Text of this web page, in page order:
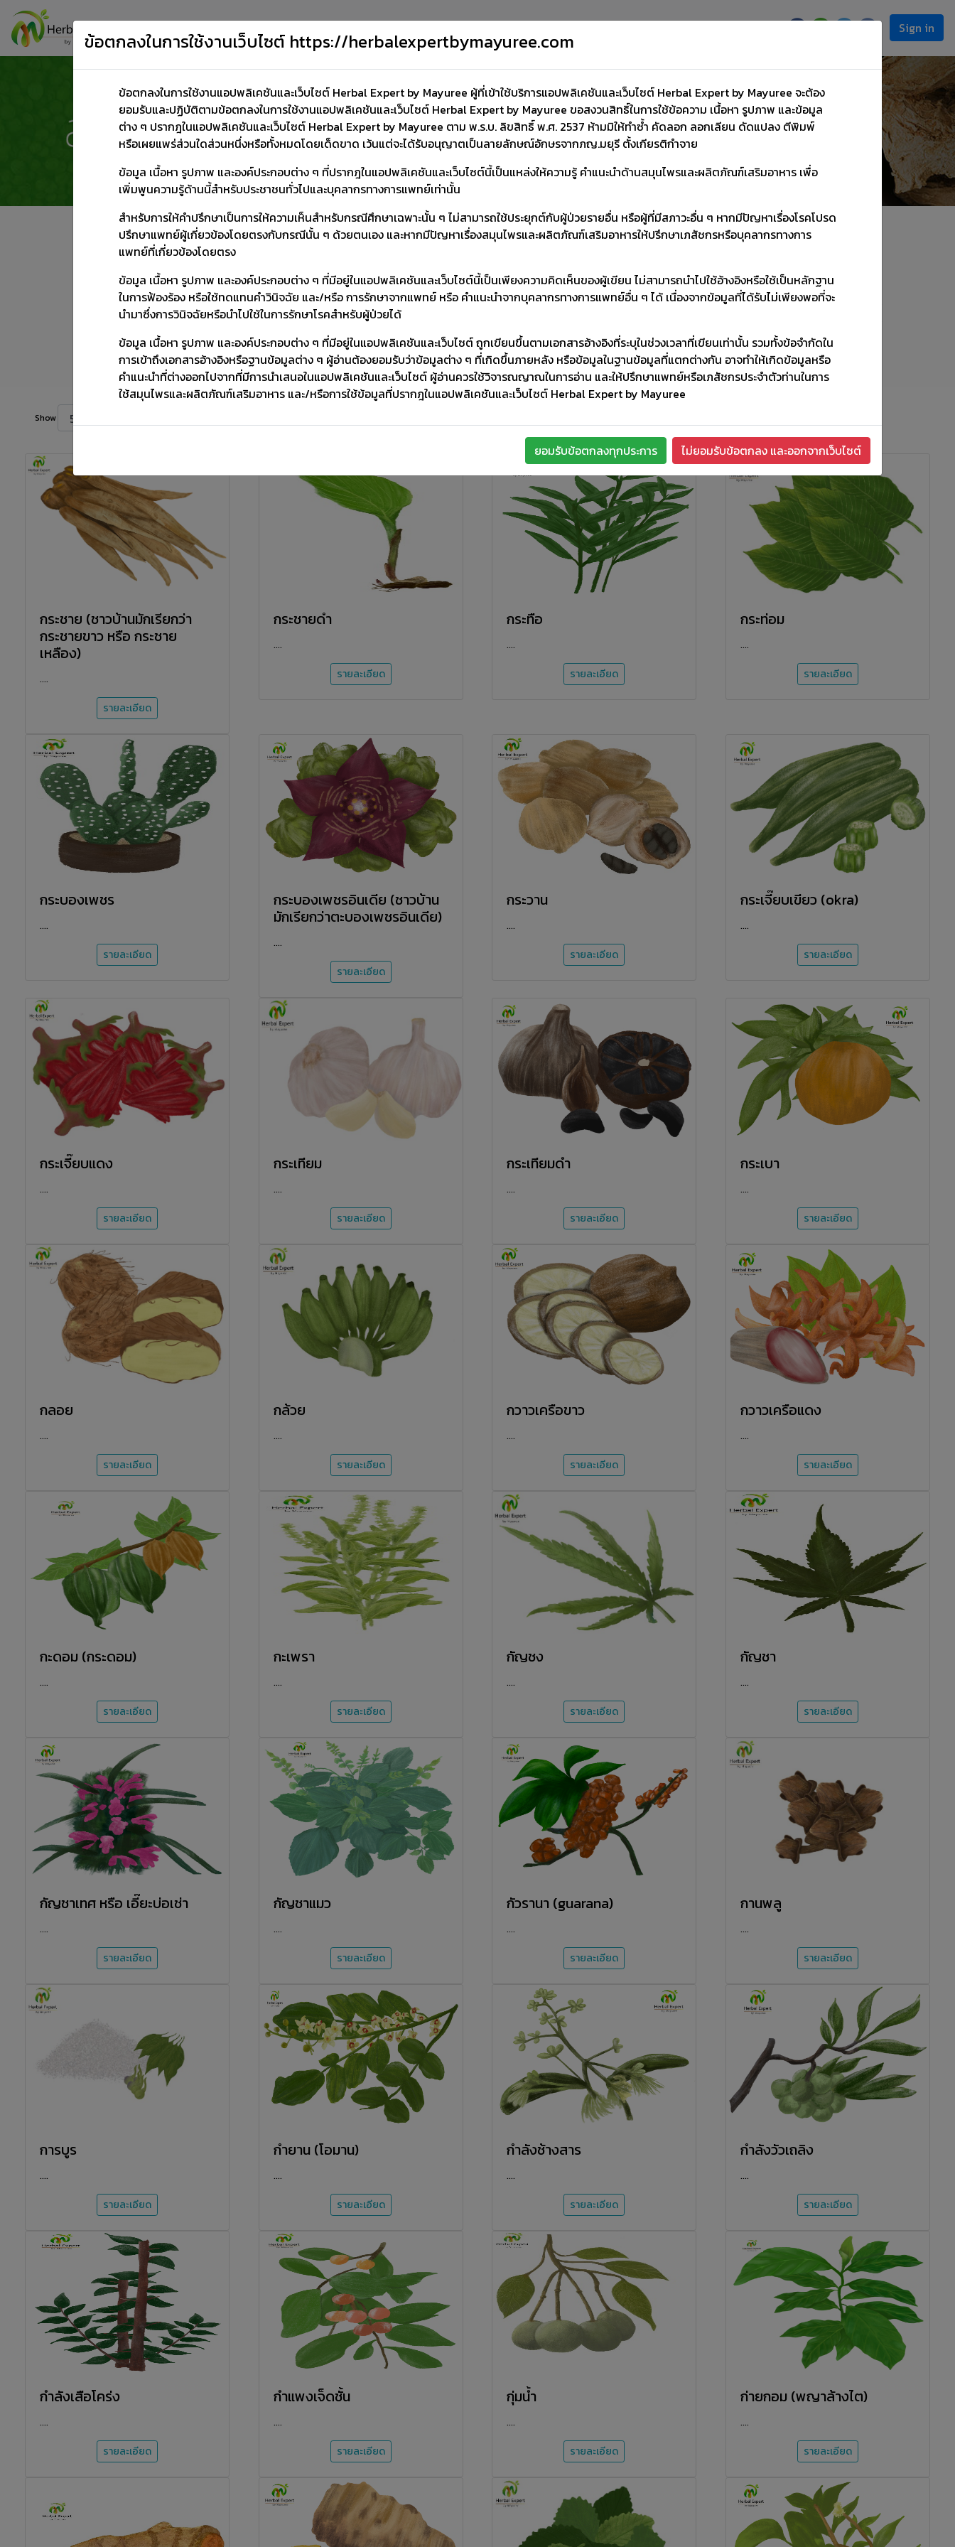
Sign in
ข้อควรระวัง
อันตรกิริยา สตรีมีครรภ์ เด็ก
ข้อบ่งใช้
โรคความดัน โรคเบาหวาน โรคไขมันในเลือดสูง โรคหัวใจ โรคตับ โรคไต
ค้นหา
Show
กระชาย (ชาวบ้านมักเรียกว่า
กระชายขาว หรือ กระชาย
เหลือง)
....
รายละเอียด
กระชายดำ
....
รายละเอียด
กระทือ
....
รายละเอียด
กระท่อม
....
รายละเอียด
กระบองเพชร
....
รายละเอียด
กระบองเพชรอินเดีย (ชาวบ้าน
มักเรียกว่าตะบองเพชรอินเดีย)
....
รายละเอียด
กระวาน
....
รายละเอียด
กระเจี๊ยบเขียว (okra)
....
รายละเอียด
กระเจี๊ยบแดง
....
รายละเอียด
กระเทียม
....
รายละเอียด
กระเทียมดำ
....
รายละเอียด
กระเบา
....
รายละเอียด
กลอย
....
รายละเอียด
กล้วย
....
รายละเอียด
กวาวเครือขาว
....
รายละเอียด
กวาวเครือแดง
....
รายละเอียด
กะดอม (กระดอม)
....
รายละเอียด
กะเพรา
....
รายละเอียด
กัญชง
....
รายละเอียด
กัญชา
....
รายละเอียด
กัญชาเทศ หรือ เอี๊ยะบ่อเช่า
....
รายละเอียด
กัญชาแมว
....
รายละเอียด
กัวรานา (guarana)
....
รายละเอียด
กานพลู
....
รายละเอียด
การบูร
....
รายละเอียด
กำยาน (โอมาน)
....
รายละเอียด
กำลังช้างสาร
....
รายละเอียด
กำลังวัวเถลิง
....
รายละเอียด
กำลังเสือโคร่ง
....
รายละเอียด
กำแพงเจ็ดชั้น
....
รายละเอียด
กุ่มน้ำ
....
รายละเอียด
ก่ายกอม (พญาล้างไต)
....
รายละเอียด
ข้อตกลงในการใช้งานเว็บไซต์ https://herbalexpertbymayuree.com
ข้อตกลงในการใช้งานแอปพลิเคชันและเว็บไซต์ Herbal Expert by Mayuree ผู้ที่เข้าใช้บริการแอปพลิเคชันและเว็บไซต์ Herbal Expert by Mayuree จะต้อง
ยอมรับและปฏิบัติตามข้อตกลงในการใช้งานแอปพลิเคชันและเว็บไซต์ Herbal Expert by Mayuree ขอสงวนสิทธิ์ในการใช้ข้อความ เนื้อหา รูปภาพ และข้อมูล
ต่าง ๆ ปรากฎในแอปพลิเคชันและเว็บไซต์ Herbal Expert by Mayuree ตาม พ.ร.บ. ลิขสิทธิ์ พ.ศ. 2537 ห้ามมิให้ทำซ้ำ คัดลอก ลอกเลียน ดัดแปลง ตีพิมพ์
หรือเผยแพร่ส่วนใดส่วนหนึ่งหรือทั้งหมดโดยเด็ดขาด เว้นแต่จะได้รับอนุญาตเป็นลายลักษณ์อักษรจากภญ.มยุรี ตั้งเกียรติกำจาย
ข้อมูล เนื้อหา รูปภาพ และองค์ประกอบต่าง ๆ ที่ปรากฎในแอปพลิเคชันและเว็บไซต์นี้เป็นแหล่งให้ความรู้ คำแนะนำด้านสมุนไพรและผลิตภัณฑ์เสริมอาหาร เพื่อ
เพิ่มพูนความรู้ด้านนี้สำหรับประชาชนทั่วไปและบุคลากรทางการแพทย์เท่านั้น
สำหรับการให้คำปรึกษาเป็นการให้ความเห็นสำหรับกรณีศึกษาเฉพาะนั้น ๆ ไม่สามารถใช้ประยุกต์กับผู้ป่วยรายอื่น หรือผู้ที่มีสภาวะอื่น ๆ หากมีปัญหาเรื่องโรคโปรด
ปรึกษาแพทย์ผู้เกี่ยวข้องโดยตรงกับกรณีนั้น ๆ ด้วยตนเอง และหากมีปัญหาเรื่องสมุนไพรและผลิตภัณฑ์เสริมอาหารให้ปรึกษาเภสัชกรหรือบุคลากรทางการ
แพทย์ที่เกี่ยวข้องโดยตรง
ข้อมูล เนื้อหา รูปภาพ และองค์ประกอบต่าง ๆ ที่มีอยู่ในแอปพลิเคชันและเว็บไซต์นี้เป็นเพียงความคิดเห็นของผู้เขียน ไม่สามารถนำไปใช้อ้างอิงหรือใช้เป็นหลักฐาน
ในการฟ้องร้อง หรือใช้ทดแทนคำวินิจฉัย และ/หรือ การรักษาจากแพทย์ หรือ คำแนะนำจากบุคลากรทางการแพทย์อื่น ๆ ได้ เนื่องจากข้อมูลที่ได้รับไม่เพียงพอที่จะ
นำมาซึ่งการวินิจฉัยหรือนำไปใช้ในการรักษาโรคสำหรับผู้ป่วยได้
ข้อมูล เนื้อหา รูปภาพ และองค์ประกอบต่าง ๆ ที่มีอยู่ในแอปพลิเคชันและเว็บไซต์ ถูกเขียนขึ้นตามเอกสารอ้างอิงที่ระบุในช่วงเวลาที่เขียนเท่านั้น รวมทั้งข้อจำกัดใน
การเข้าถึงเอกสารอ้างอิงหรือฐานข้อมูลต่าง ๆ ผู้อ่านต้องยอมรับว่าข้อมูลต่าง ๆ ที่เกิดขึ้นภายหลัง หรือข้อมูลในฐานข้อมูลที่แตกต่างกัน อาจทำให้เกิดข้อมูลหรือ
คำแนะนำที่ต่างออกไปจากที่มีการนำเสนอในแอปพลิเคชันและเว็บไซต์ ผู้อ่านควรใช้วิจารณญาณในการอ่าน และให้ปรึกษาแพทย์หรือเภสัชกรประจำตัวท่านในการ
ใช้สมุนไพรและผลิตภัณฑ์เสริมอาหาร และ/หรือการใช้ข้อมูลที่ปรากฎในแอปพลิเคชันและเว็บไซต์ Herbal Expert by Mayuree
ยอมรับข้อตกลงทุกประการ ไม่ยอมรับข้อตกลง และออกจากเว็บไซต์